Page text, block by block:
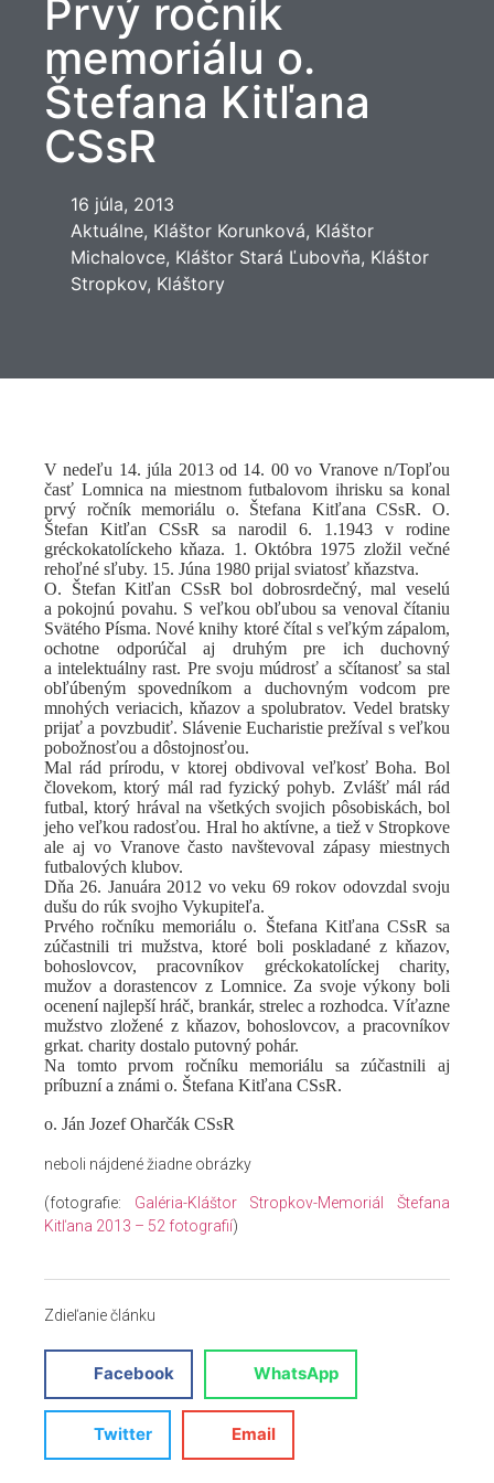
Prvý ročník
memoriálu o.
Štefana Kitľana
CSsR
16 júla, 2013
Aktuálne, Kláštor Korunková, Kláštor
Michalovce, Kláštor Stará Ľubovňa, Kláštor
Stropkov, Kláštory
V nedeľu 14. júla 2013 od 14. 00 vo Vranove n/Topľou
časť Lomnica na miestnom futbalovom ihrisku sa konal
prvý ročník memoriálu o. Štefana Kitľana CSsR. O.
Štefan Kitľan CSsR sa narodil 6. 1.1943 v rodine
gréckokatolíckeho kňaza. 1. Októbra 1975 zložil večné
rehoľné sľuby. 15. Júna 1980 prijal sviatosť kňazstva.
O. Štefan Kitľan CSsR bol dobrosrdečný, mal veselú
a pokojnú povahu. S veľkou obľubou sa venoval čítaniu
Svätého Písma. Nové knihy ktoré čítal s veľkým zápalom,
ochotne odporúčal aj druhým pre ich duchovný
a intelektuálny rast. Pre svoju múdrosť a sčítanosť sa stal
obľúbeným spovedníkom a duchovným vodcom pre
mnohých veriacich, kňazov a spolubratov. Vedel bratsky
prijať a povzbudiť. Slávenie Eucharistie prežíval s veľkou
pobožnosťou a dôstojnosťou.
Mal rád prírodu, v ktorej obdivoval veľkosť Boha. Bol
človekom, ktorý mál rad fyzický pohyb. Zvlášť mál rád
futbal, ktorý hrával na všetkých svojich pôsobiskách, bol
jeho veľkou radosťou. Hral ho aktívne, a tiež v Stropkove
ale aj vo Vranove často navštevoval zápasy miestnych
futbalových klubov.
Dňa 26. Januára 2012 vo veku 69 rokov odovzdal svoju
dušu do rúk svojho Vykupiteľa.
Prvého ročníku memoriálu o. Štefana Kitľana CSsR sa
zúčastnili tri mužstva, ktoré boli poskladané z kňazov,
bohoslovcov, pracovníkov gréckokatolíckej charity,
mužov a dorastencov z Lomnice. Za svoje výkony boli
ocenení najlepší hráč, brankár, strelec a rozhodca. Víťazne
mužstvo zložené z kňazov, bohoslovcov, a pracovníkov
grkat. charity dostalo putovný pohár.
Na tomto prvom ročníku memoriálu sa zúčastnili aj
príbuzní a známi o. Štefana Kitľana CSsR.
o. Ján Jozef Oharčák CSsR
neboli nájdené žiadne obrázky
(fotografie: Galéria-Kláštor Stropkov-Memoriál Štefana
Kitľana 2013 – 52 fotografií)
Zdieľanie článku
Facebook WhatsApp
Twitter Email